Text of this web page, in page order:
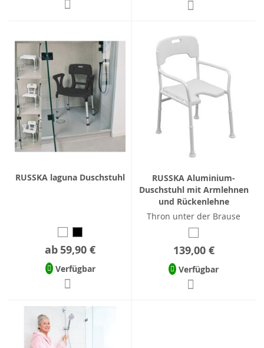
RUSSKA laguna Duschstuhl
ab 59,90 €
Verfügbar
RUSSKA Aluminium-
Duschstuhl mit Armlehnen
und Rückenlehne
Thron unter der Brause
139,00 €
Verfügbar